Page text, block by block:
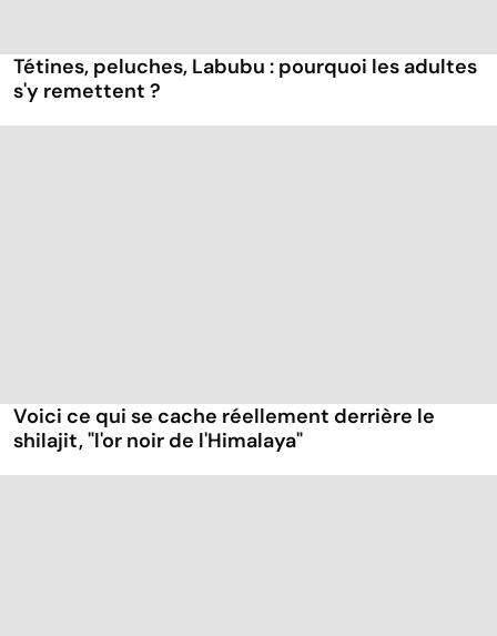
Tétines, peluches, Labubu : pourquoi les adultes
s'y remettent ?
Voici ce qui se cache réellement derrière le
shilajit, "l'or noir de l'Himalaya"